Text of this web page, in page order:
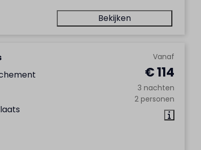
Bekijken
Vanaf
€ 114
3 nachten
2 personen